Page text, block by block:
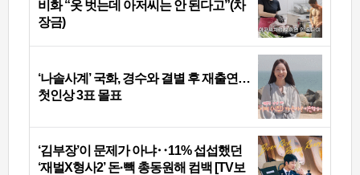
비화 “옷 벗는데 아저씨는 안 된다고”(차
장금)
‘나솔사계’ 국화, 경수와 결별 후 재출연…
첫인상 3표 몰표
‘김부장’이 문제가 아냐‥11% 섭섭했던
‘재벌X형사2’ 돈·빽 총동원해 컴백 [TV보